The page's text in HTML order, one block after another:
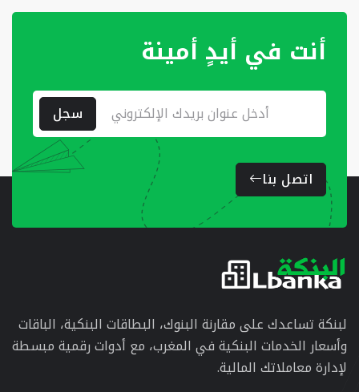
أنت في أيدٍ أمينة
سجل
اتصل بنا
لبنكة تساعدك على مقارنة البنوك، البطاقات البنكية، الباقات
وأسعار الخدمات البنكية في المغرب، مع أدوات رقمية مبسطة
لإدارة معاملاتك المالية.